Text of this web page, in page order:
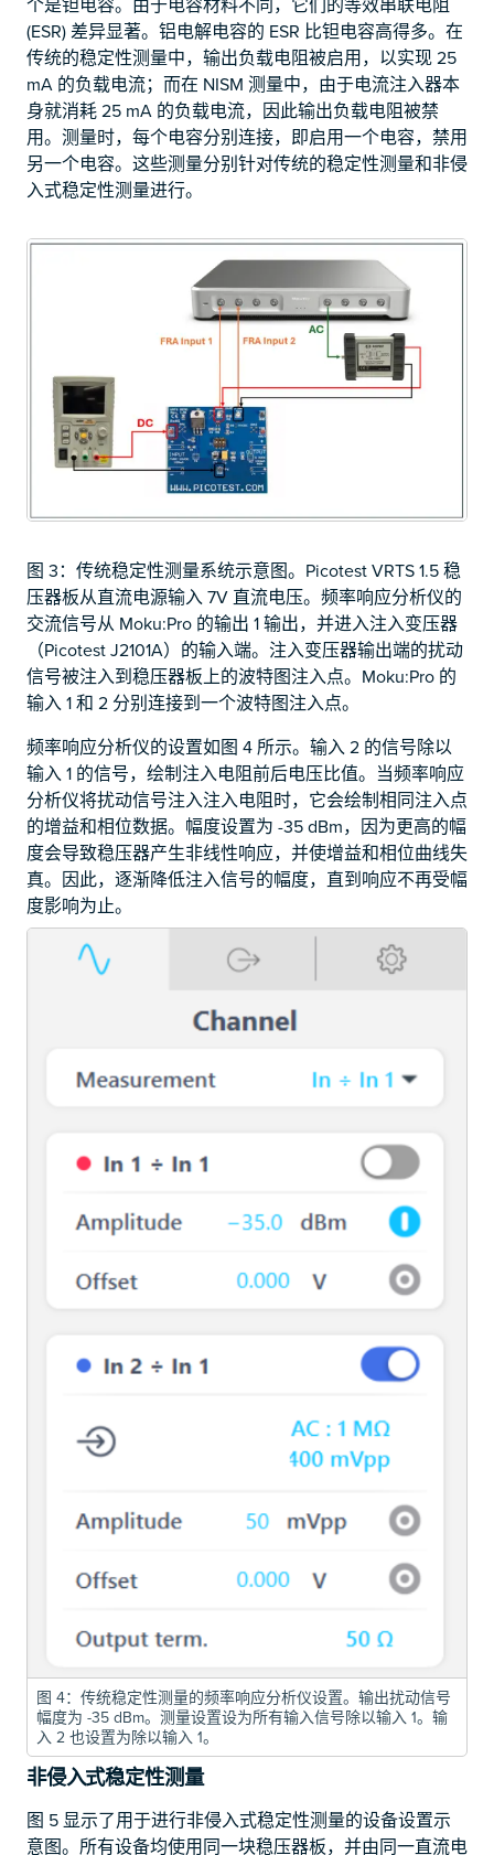
(ESR) 差异显著。铝电解电容的 ESR 比钽电容高得多。在
传统的稳定性测量中，输出负载电阻被启用，以实现 25
mA 的负载电流；而在 NISM 测量中，由于电流注入器本
身就消耗 25 mA 的负载电流，因此输出负载电阻被禁
用。测量时，每个电容分别连接，即启用一个电容，禁用
另一个电容。这些测量分别针对传统的稳定性测量和非侵
入式稳定性测量进行。
图 3：传统稳定性测量系统示意图。Picotest VRTS 1.5 稳
压器板从直流电源输入 7V 直流电压。频率响应分析仪的
交流信号从 Moku:Pro 的输出 1 输出，并进入注入变压器
（Picotest J2101A）的输入端。注入变压器输出端的扰动
信号被注入到稳压器板上的波特图注入点。Moku:Pro 的
输入 1 和 2 分别连接到一个波特图注入点。
频率响应分析仪的设置如图 4 所示。输入 2 的信号除以
输入 1 的信号，绘制注入电阻前后电压比值。当频率响应
分析仪将扰动信号注入注入电阻时，它会绘制相同注入点
的增益和相位数据。幅度设置为 -35 dBm，因为更高的幅
度会导致稳压器产生非线性响应，并使增益和相位曲线失
真。因此，逐渐降低注入信号的幅度，直到响应不再受幅
度影响为止。
图 4：传统稳定性测量的频率响应分析仪设置。输出扰动信号
幅度为 -35 dBm。测量设置设为所有输入信号除以输入 1。输
入 2 也设置为除以输入 1。
非侵入式稳定性测量
图 5 显示了用于进行非侵入式稳定性测量的设备设置示
意图。所有设备均使用同一块稳压器板，并由同一直流电